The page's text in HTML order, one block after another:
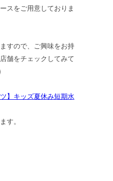
スをご用意しておりま
すので、ご興味をお持
舗をチェックしてみて
】キッズ夏休み短期水
す。